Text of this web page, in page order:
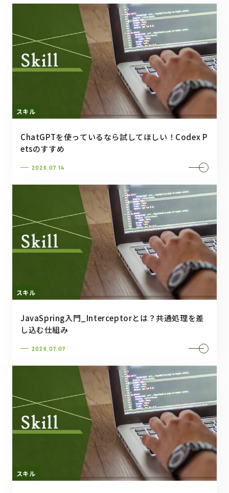
スキル
ChatGPTを使っているなら試してほしい！Codex P
etsのすすめ
2026.07.14
スキル
JavaSpring入門_Interceptorとは？共通処理を差
し込む仕組み
2026.07.07
スキル